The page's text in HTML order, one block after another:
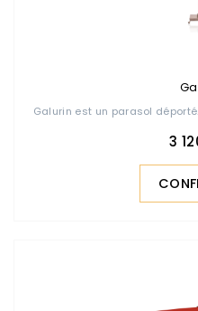
Galurin est un parasol
3